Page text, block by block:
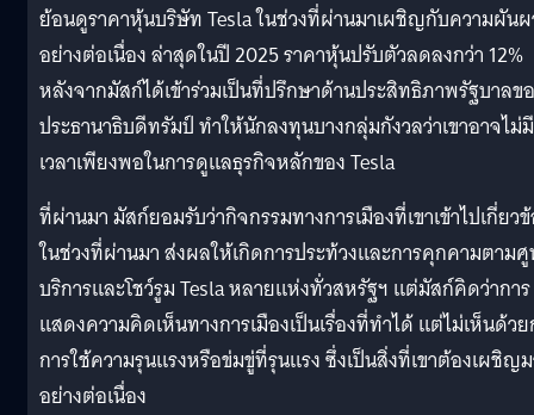
ย้อนดูราคาหุ้นบริษัท Tesla ในช่วงที่ผ่านมาเผชิญกับความผัน
อย่างต่อเนื่อง ล่าสุดในปี 2025 ราคาหุ้นปรับตัวลดลงกว่า 12%
หลังจากมัสก์ได้เข้าร่วมเป็นที่ปรึกษาด้านประสิทธิภาพรัฐบาลข
ประธานาธิบดีทรัมป์ ทำให้นักลงทุนบางกลุ่มกังวลว่าเขาอาจไม่มี
เวลาเพียงพอในการดูแลธุรกิจหลักของ Tesla
ที่ผ่านมา มัสก์ยอมรับว่ากิจกรรมทางการเมืองที่เขาเข้าไปเกี่ยว
ในช่วงที่ผ่านมา ส่งผลให้เกิดการประท้วงและการคุกคามตาม
บริการและโชว์รูม Tesla หลายแห่งทั่วสหรัฐฯ แต่มัสก์คิดว่าการ
แสดงความคิดเห็นทางการเมืองเป็นเรื่องที่ทำได้ แต่ไม่เห็นด้ว
การใช้ความรุนแรงหรือข่มขู่ที่รุนแรง ซึ่งเป็นสิ่งที่เขาต้องเผชิญ
อย่างต่อเนื่อง